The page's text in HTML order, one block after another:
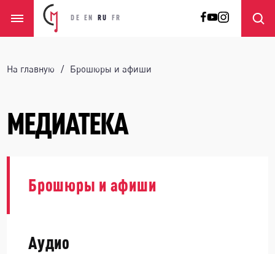
DE EN RU FR
На главную Брошюры и афиши
МЕДИАТЕКА
Брошюры и афиши
Аудио